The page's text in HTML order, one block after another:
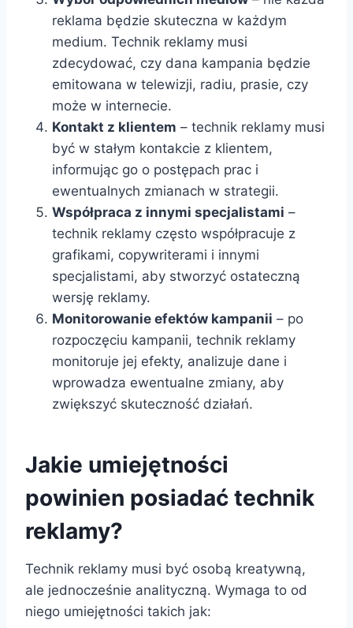
reklama będzie skuteczna w każdym
medium. Technik reklamy musi
zdecydować, czy dana kampania będzie
emitowana w telewizji, radiu, prasie, czy
może w internecie.
Kontakt z klientem – technik reklamy musi
być w stałym kontakcie z klientem,
informując go o postępach prac i
ewentualnych zmianach w strategii.
Współpraca z innymi specjalistami –
technik reklamy często współpracuje z
grafikami, copywriterami i innymi
specjalistami, aby stworzyć ostateczną
wersję reklamy.
Monitorowanie efektów kampanii – po
rozpoczęciu kampanii, technik reklamy
monitoruje jej efekty, analizuje dane i
wprowadza ewentualne zmiany, aby
zwiększyć skuteczność działań.
Jakie umiejętności
powinien posiadać technik
reklamy?
Technik reklamy musi być osobą kreatywną,
ale jednocześnie analityczną. Wymaga to od
niego umiejętności takich jak: